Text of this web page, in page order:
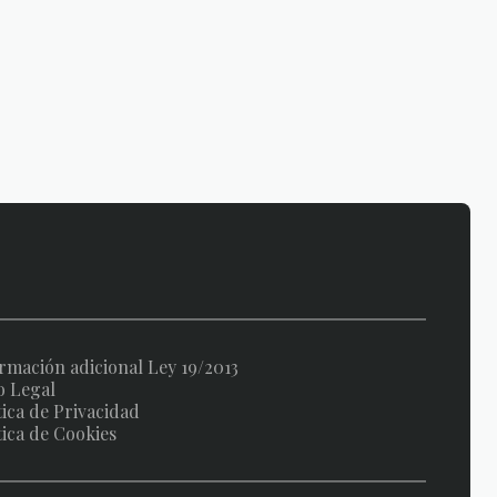
adicional Ley 19/2013
Legal
de Privacidad
de Cookies